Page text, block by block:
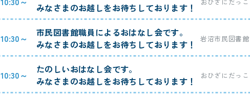
みなさまのお越しをお待ちしております！
10:30～
市民図書館職員によるおはなし会です。
みなさまのお越しをお待ちしております！
岩沼市民図書館
10:30～
たのしいおはなし会です。
みなさまのお越しをお待ちしております！
おひざにだっ